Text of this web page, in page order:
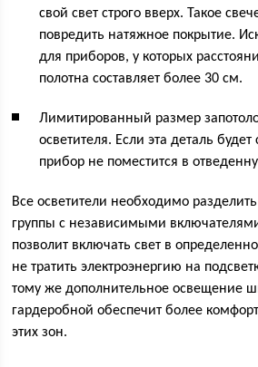
свой свет строго вверх. Такое
повредить натяжное покрытие.
для приборов, у которых
полотна составляет более 30 см.
Лимитированный размер
осветителя. Если эта деталь
прибор не поместится в
Все осветители необходимо
группы с независимыми
позволит включать свет в
не тратить электроэнергию на
тому же дополнительное освещение
гардеробной обеспечит более
этих зон.